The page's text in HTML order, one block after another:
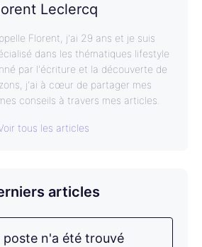
Leclercq
Florent, j'ai 29 ans et je suis
dans les thématiques lifestyle
par l'écriture et la découverte de
j'ai à cœur de partager mes
conseils à travers mes articles.
tous les articles
articles
poste n'a été trouvé